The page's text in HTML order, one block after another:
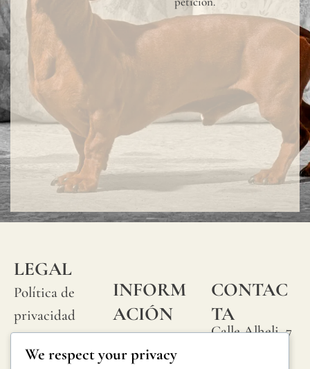
LEGAL
Política de
privacidad
Política de
INFORM
ACIÓN
Preguntas
frecuentes
CONTAC
TA
Calle Alheli, 7
We respect your privacy